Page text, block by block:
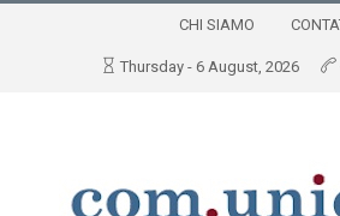
CHI SIAMO
Thursday - 6 August, 2026